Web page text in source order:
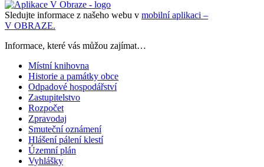
Sledujte informace z našeho webu v mobilní aplikaci –
V OBRAZE.
Informace, které vás můžou zajímat…
Místní knihovna
Historie a památky obce
Odpadové hospodářství
Zastupitelstvo
Rozpočet
Zpravodaj
Smuteční oznámení
Hlášení pálení klestí
Územní plán
Vyhlášky